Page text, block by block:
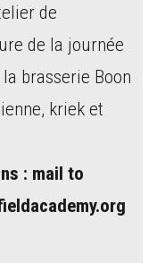
de
de la journée
brasserie Boon
kriek et
: mail to